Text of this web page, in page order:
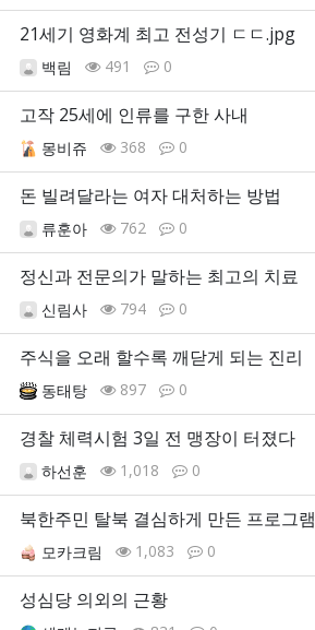
21세기 영화계 최고 전성기 ㄷㄷ.jpg
백림 491 0
고작 25세에 인류를 구한 사내
몽비쥬 368 0
돈 빌려달라는 여자 대처하는 방법
류훈아 762 0
정신과 전문의가 말하는 최고의 치료
신림사 794 0
주식을 오래 할수록 깨닫게 되는 진리
동태탕 897 0
경찰 체력시험 3일 전 맹장이 터졌다
하선훈 1,018 0
북한주민 탈북 결심하게 만든 프로그램
모카크림 1,083 0
성심당 의외의 근황